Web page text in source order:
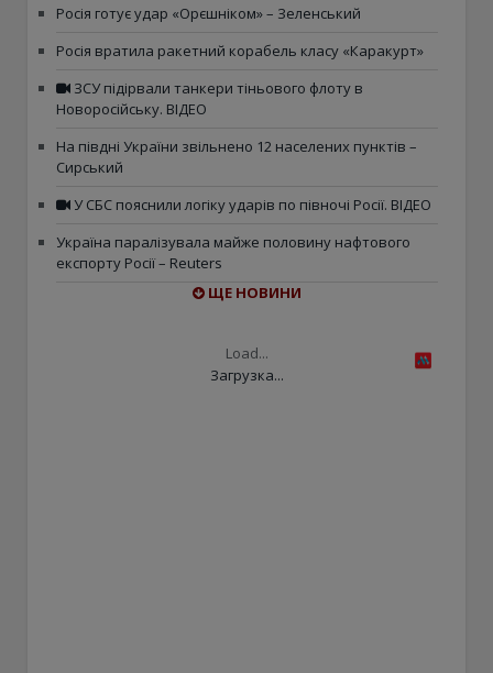
Росія готує удар «Орєшніком» – Зеленський
Росія вратила ракетний корабель класу «Каракурт»
ЗСУ підірвали танкери тіньового флоту в
Новоросійську. ВІДЕО
На півдні України звільнено 12 населених пунктів –
Сирський
У СБС пояснили логіку ударів по півночі Росії. ВІДЕО
Україна паралізувала майже половину нафтового
експорту Росії – Reuters
ЩЕ НОВИНИ
Load...
Загрузка...